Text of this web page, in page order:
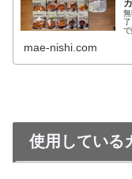
mae-nishi.com
使用している